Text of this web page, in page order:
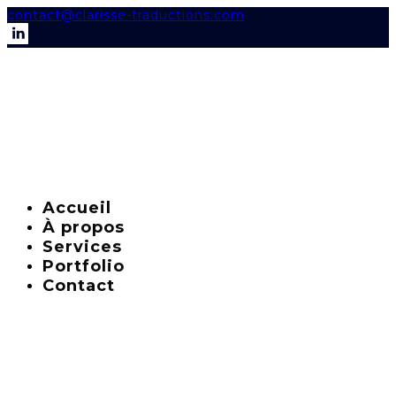
contact@clarisse-traductions.com
Accueil
À propos
Services
Portfolio
Contact